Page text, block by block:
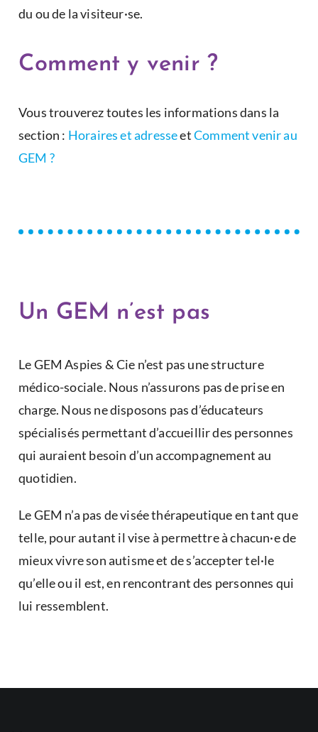
du ou de la visiteur·se.
Comment y venir ?
Vous trouverez toutes les informations dans la
section : Horaires et adresseetComment venir au
GEM ?
Un GEM n’est pas
Le GEM Aspies & Cie n’est pas une structure
médico-sociale. Nous n’assurons pas de prise en
charge. Nous ne disposons pas d’éducateurs
spécialisés permettant d’accueillir des personnes
qui auraient besoin d’un accompagnement au
quotidien.
Le GEM n’a pas de visée thérapeutique en tant que
telle, pour autant il vise à permettre à chacun·e de
mieux vivre son autisme et de s’accepter tel·le
qu’elle ou il est, en rencontrant des personnes qui
lui ressemblent.